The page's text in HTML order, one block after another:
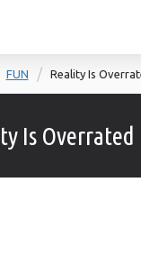
FUN Reality Is
Is